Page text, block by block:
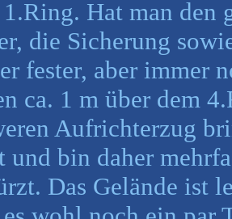
1.Ring. Hat man
die Sicherung
fester, aber immer
ca. 1 m über dem
Aufrichterzug
und bin daher
Das Gelände ist